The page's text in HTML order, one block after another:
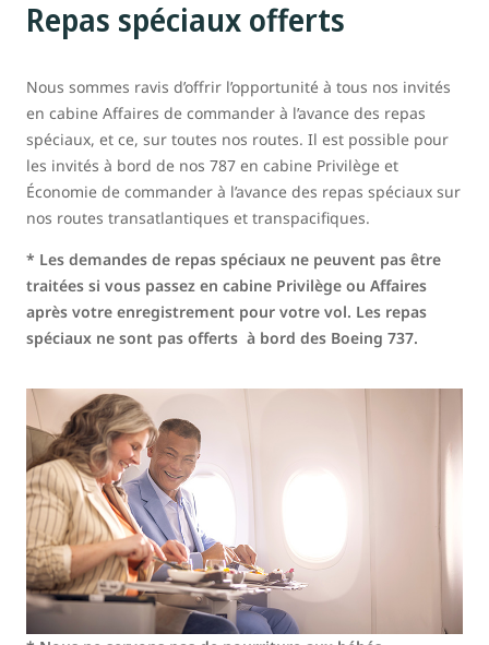
Repas spéciaux offerts
Nous sommes ravis d’offrir l’opportunité à tous nos invités
en cabine Affaires de commander à l’avance des repas
spéciaux, et ce, sur toutes nos routes. Il est possible pour
les invités à bord de nos 787 en cabine Privilège et
Économie de commander à l’avance des repas spéciaux sur
nos routes transatlantiques et transpacifiques.
* Les demandes de repas spéciaux ne peuvent pas être
traitées si vous passez en cabine Privilège ou Affaires
après votre enregistrement pour votre vol. Les repas
spéciaux ne sont pas offerts à bord des Boeing 737.